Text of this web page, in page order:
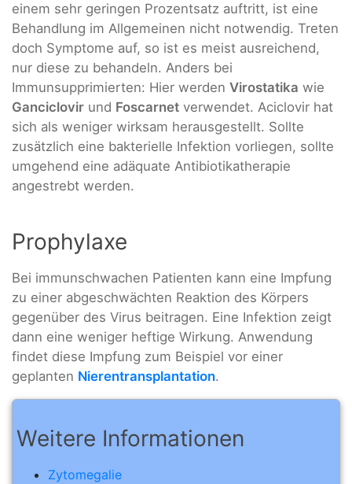
einem sehr geringen Prozentsatz auftritt, ist eine
Behandlung im Allgemeinen nicht notwendig. Treten
doch Symptome auf, so ist es meist ausreichend,
nur diese zu behandeln. Anders bei
Immunsupprimierten: Hier werden Virostatika wie
Ganciclovir und Foscarnet verwendet. Aciclovir hat
sich als weniger wirksam herausgestellt. Sollte
zusätzlich eine bakterielle Infektion vorliegen, sollte
umgehend eine adäquate Antibiotikatherapie
angestrebt werden.
Prophylaxe
Bei immunschwachen Patienten kann eine Impfung
zu einer abgeschwächten Reaktion des Körpers
gegenüber des Virus beitragen. Eine Infektion zeigt
dann eine weniger heftige Wirkung. Anwendung
findet diese Impfung zum Beispiel vor einer
geplanten Nierentransplantation.
Weitere Informationen
Zytomegalie